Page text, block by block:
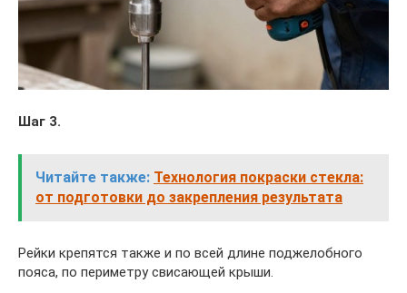
Шаг 3.
Читайте также: Технология покраски стекла:
от подготовки до закрепления результата
Рейки крепятся также и по всей длине поджелобного
пояса, по периметру свисающей крыши.